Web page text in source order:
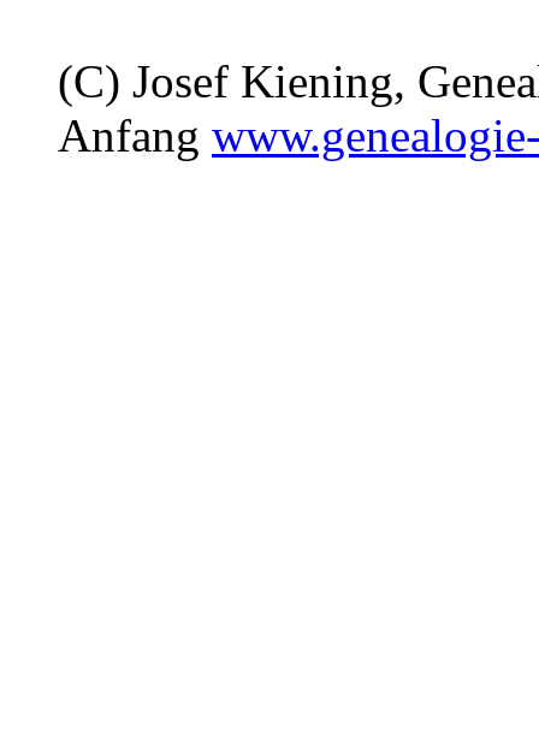
(C) Josef Kiening,
Anfang